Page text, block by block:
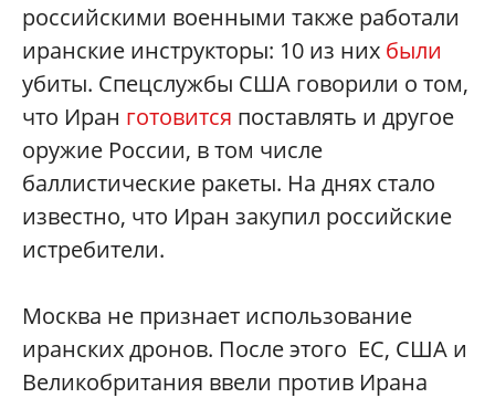
российскими военными также работали
иранские инструкторы: 10 из них были
убиты. Спецслужбы США говорили о том,
что Иран готовится поставлять и другое
оружие России, в том числе
баллистические ракеты. На днях стало
известно, что Иран закупил российские
истребители.
Москва не признает использование
иранских дронов. После этого ЕС, США и
Великобритания ввели против Ирана